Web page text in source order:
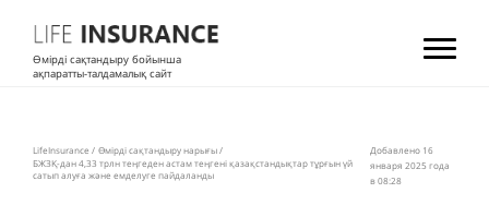
Өмірді сақтандыру бойынша
ақпаратты-талдамалық сайт
LifeInsurance / Өмірді сақтандыру нарығы/
БЖЗҚ-дан 4,33 трлн теңгеден астам теңгені қазақстандықтар тұрғын үй
сатып алуға және емделуге пайдаланды
Добавлено 16
января 2025 года
в 08:28